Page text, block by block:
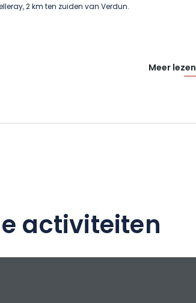
2 km ten zuiden van Verdun.
Meer lezen
activiteiten